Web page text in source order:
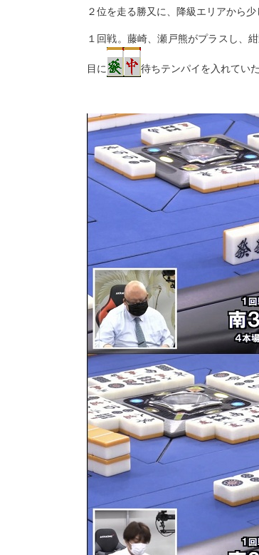
２位を走る勝又に、降級エリアから少
１回戦。藤崎、瀬戸熊がプラスし、
目に 待ちテンパイを入れてい